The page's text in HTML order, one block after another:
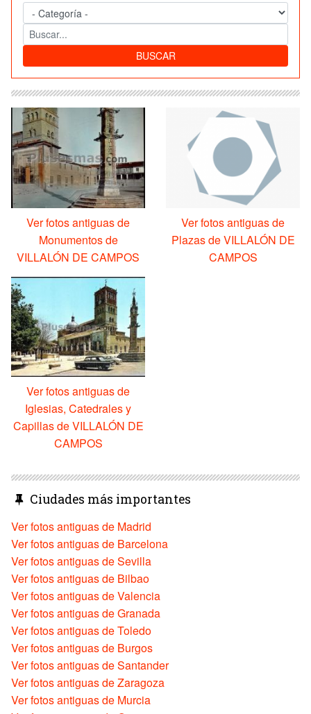
BUSCAR
Ver fotos antiguas de
Monumentos de
VILLALÓN DE CAMPOS
Ver fotos antiguas de
Plazas de VILLALÓN DE
CAMPOS
Ver fotos antiguas de
Iglesias, Catedrales y
Capillas de VILLALÓN DE
CAMPOS
Ciudades más importantes
Ver fotos antiguas de Madrid
Ver fotos antiguas de Barcelona
Ver fotos antiguas de Sevilla
Ver fotos antiguas de Bilbao
Ver fotos antiguas de Valencia
Ver fotos antiguas de Granada
Ver fotos antiguas de Toledo
Ver fotos antiguas de Burgos
Ver fotos antiguas de Santander
Ver fotos antiguas de Zaragoza
Ver fotos antiguas de Murcia